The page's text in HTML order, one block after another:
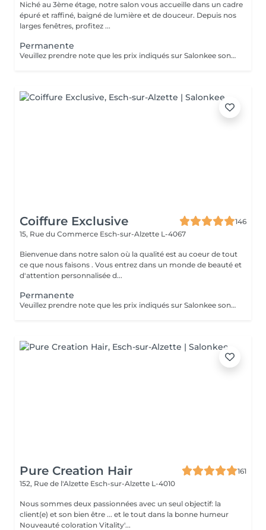
Niché au 3ème étage, notre salon vous accueille dans un cadre
épuré et raffiné, baigné de lumière et de douceur. Depuis nos
larges fenêtres, profitez ...
Permanente
Veuillez prendre note que les prix indiqués sur Salonkee sont communiqués à titre informatif et s'entendent de base. Ces derniers sont susceptibles de varier selon le diagnostic réalisé à votre arrivée au salon et l'expertise du professionnel à qui vous confiez votre beauté. Dans tous les cas, un devis précis vous sera proposé et toutes réalisations de prestations seront effectuées avec votre accord. Un grand merci d'avance pour votre compréhension. Au plaisir de vous recevoir très vite.
Coiffure Exclusive
146
15, Rue du Commerce Esch-sur-Alzette L-4067
Bienvenue dans notre salon où la qualité est au coeur de tout
ce que nous faisons . Vous entrez dans un monde de beauté et
d'attention personnalisée d...
Permanente
Veuillez prendre note que les prix indiqués sur Salonkee sont communiqués à titre informatif et s'entendent de base. Ces derniers sont susceptibles de varier selon le diagnostic réalisé à votre arrivée au salon et l'expertise du professionnel à qui vous confiez votre beauté. Un grand merci d'avance pour votre compréhension. Au plaisir de vous recevoir très vite.
Pure Creation Hair
161
152, Rue de l'Alzette Esch-sur-Alzette L-4010
Nous sommes deux passionnées avec un seul objectif: la
client(e) et son bien être ... et le tout dans la bonne humeur
Nouveauté coloration Vitality'...